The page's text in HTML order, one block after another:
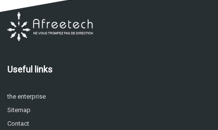
Useful links
the enterprise
Sitemap
Contact